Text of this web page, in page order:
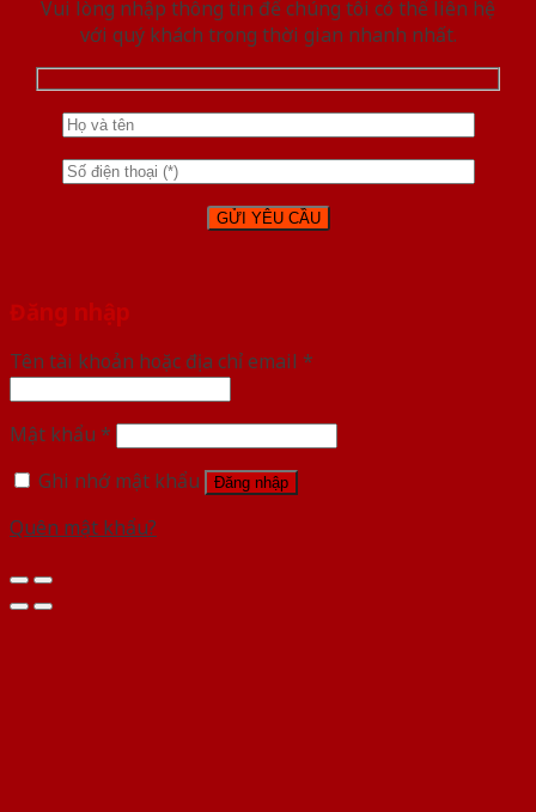
Vui lòng nhập thông tin để chúng tôi có thể liên hệ
với quý khách trong thời gian nhanh nhất.
Đăng nhập
Tên tài khoản hoặc địa chỉ email *
Mật khẩu *
Ghi nhớ mật khẩu
Đăng nhập
Quên mật khẩu?